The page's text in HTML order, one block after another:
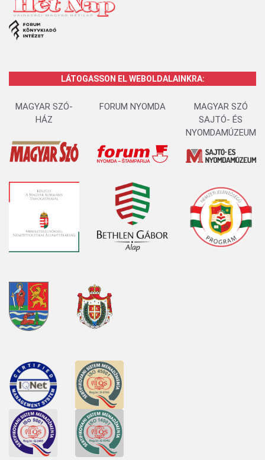
LÁTOGASSON EL WEBOLDALAINKRA:
MAGYAR SZÓ-
HÁZ
FORUM NYOMDA
MAGYAR SZÓ
SAJTÓ- ÉS
NYOMDAMÚZEUM